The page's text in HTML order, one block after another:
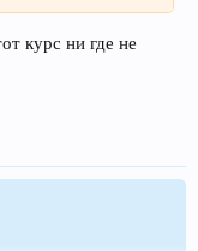
курс ни где не